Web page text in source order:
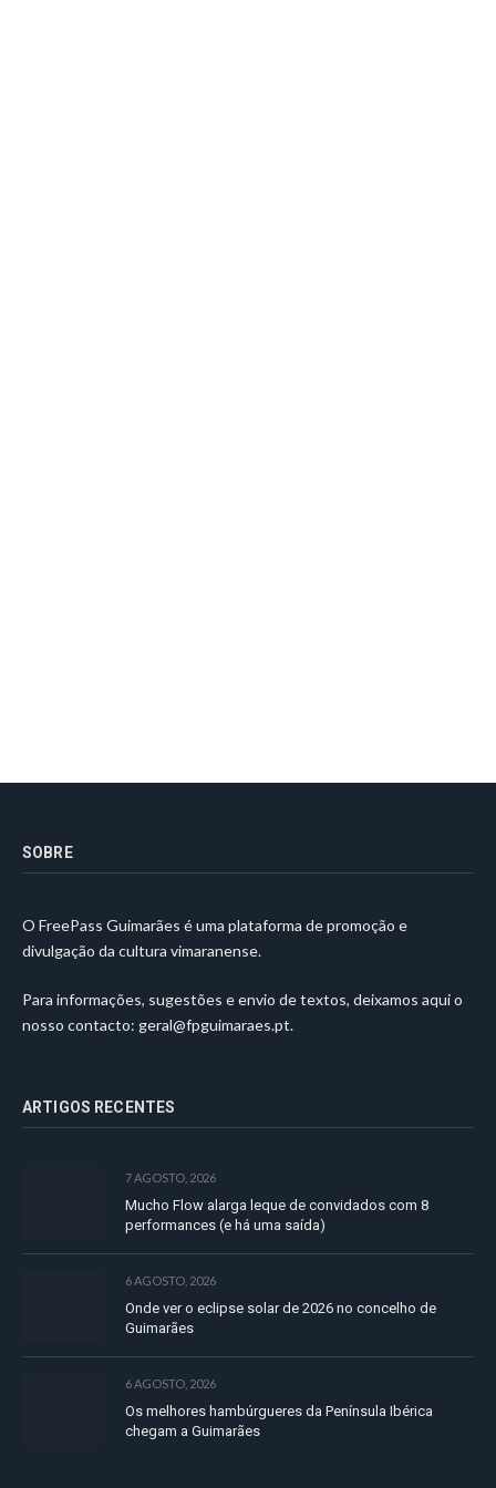
SOBRE
O FreePass Guimarães é uma plataforma de promoção e
divulgação da cultura vimaranense.
Para informações, sugestões e envio de textos, deixamos aqui o
nosso contacto: geral@fpguimaraes.pt.
ARTIGOS RECENTES
7 AGOSTO, 2026
Mucho Flow alarga leque de convidados com 8
performances (e há uma saída)
6 AGOSTO, 2026
Onde ver o eclipse solar de 2026 no concelho de
Guimarães
6 AGOSTO, 2026
Os melhores hambúrgueres da Península Ibérica
chegam a Guimarães